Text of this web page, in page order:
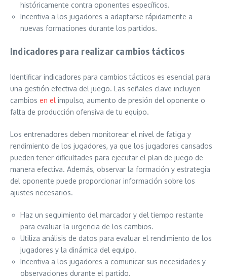
históricamente contra oponentes específicos.
Incentiva a los jugadores a adaptarse rápidamente a
nuevas formaciones durante los partidos.
Indicadores para realizar cambios tácticos
Identificar indicadores para cambios tácticos es esencial para
una gestión efectiva del juego. Las señales clave incluyen
cambios en el impulso, aumento de presión del oponente o
falta de producción ofensiva de tu equipo.
Los entrenadores deben monitorear el nivel de fatiga y
rendimiento de los jugadores, ya que los jugadores cansados
pueden tener dificultades para ejecutar el plan de juego de
manera efectiva. Además, observar la formación y estrategia
del oponente puede proporcionar información sobre los
ajustes necesarios.
Haz un seguimiento del marcador y del tiempo restante
para evaluar la urgencia de los cambios.
Utiliza análisis de datos para evaluar el rendimiento de los
jugadores y la dinámica del equipo.
Incentiva a los jugadores a comunicar sus necesidades y
observaciones durante el partido.